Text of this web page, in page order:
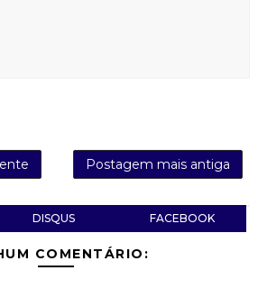
Postagem mais antiga
DISQUS FACEBOOK
COMENTÁRIO: